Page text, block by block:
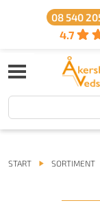
08 540
4.7
START SORTIMENT